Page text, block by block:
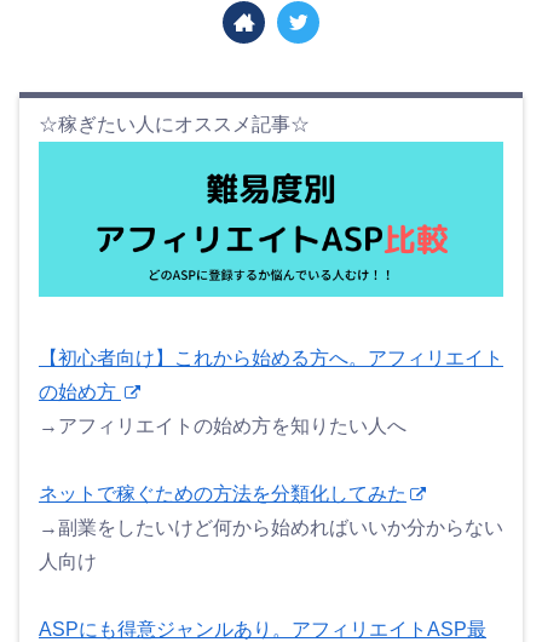
☆稼ぎたい人にオススメ記事☆
【初心者向け】これから始める方へ。アフィリエイト
の始め方
→アフィリエイトの始め方を知りたい人へ
ネットで稼ぐための方法を分類化してみた
→副業をしたいけど何から始めればいいか分からない
人向け
ASPにも得意ジャンルあり。アフィリエイトASP最